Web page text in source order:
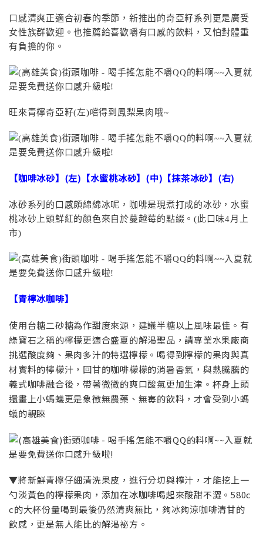
口感清爽正適合初春的季節，新推出的奇亞籽系列更是廣受
女性族群歡迎。也推薦給喜歡嚼有口感的飲料，又怕對體重
有負擔的你。
旺來青檸奇亞籽(左)嚐得到鳳梨果肉哦~
【咖啡冰砂】(左)【水蜜桃冰砂】(中)【抹茶冰砂】(右)
冰砂系列的口感頗綿綿冰呢，咖啡是現煮打成的冰砂，水蜜
桃冰砂上頭鮮紅的顏色來自於蔓越莓的點綴。(此口味4月上
市)
【青檸冰咖啡】
使用台糖二砂糖為作甜度來源，建議半糖以上風味最佳。有
綠寶石之稱的檸檬更適合盛夏的解渴聖品，請專業水果廠商
挑選酸度夠、果肉多汁的特選檸檬。喝得到檸檬的果肉與真
材實料的檸檬汁，回甘的咖啡檬檬的消暑香氣，與熱騰騰的
義式咖啡融合後，帶著微微的爽口酸氣更加生津。杯身上頭
還畫上小螞蟻更是象徵無農藥、無毐的飲料，才會受到小螞
蟻的親睞
▼將新鮮青檸仔細清洗果皮，進行分切與榨汁，才能挖上一
勺淡黃色的檸檬果肉，添加在冰咖啡喝起來酸甜不澀。580c
c的大杯份量喝到最後仍然清爽無比，夠冰夠涼咖啡清甘的
飲感，更是無人能比的解渴祕方。